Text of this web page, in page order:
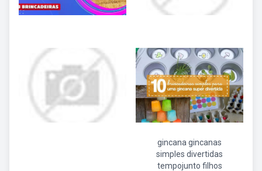
gincana gincanas
simples divertidas
tempojunto filhos